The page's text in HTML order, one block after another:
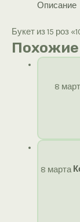
Описание
Букет из 15 роз
8
8 марта